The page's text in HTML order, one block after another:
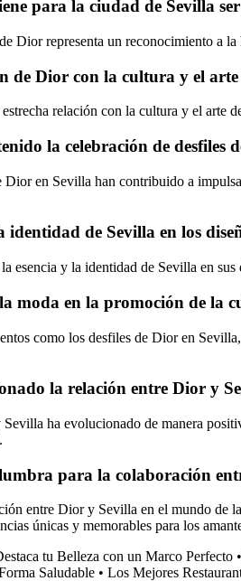
para la ciudad de Sevilla
Dior representa un reconocimiento a
de Dior con la cultura y el arte
relación con la cultura y el arte
la celebración de
Dior en Sevilla han contribuido a
identidad de Sevilla en los
esencia y la identidad de Sevilla en
moda en la promoción de la
como los desfiles de Dior en
la relación entre Dior y
ha evolucionado de manera
para la colaboración
entre Dior y Sevilla en el mundo de
únicas y memorables para los
tu Belleza con un Marco Perfecto •
Saludable • Los Mejores